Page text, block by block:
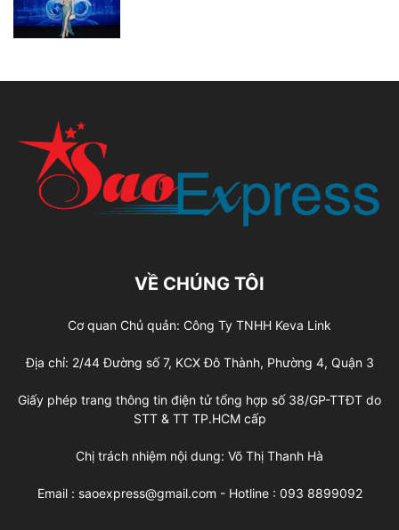
VỀ CHÚNG TÔI
Cơ quan Chủ quản: Công Ty TNHH Keva Link
Địa chỉ: 2/44 Đường số 7, KCX Đô Thành, Phường 4, Quận 3
Giấy phép trang thông tin điện tử tổng hợp số 38/GP-TTĐT do
STT & TT TP.HCM cấp
Chị trách nhiệm nội dung: Võ Thị Thanh Hà
Email : saoexpress@gmail.com - Hotline : 093 8899092